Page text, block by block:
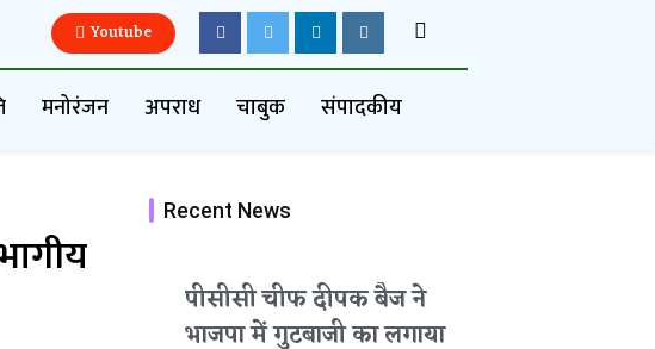
Youtube
मनोरंजन अपराध चाबुक संपादकीय
Recent News
पीसीसी चीफ दीपक बैज ने
भाजपा में गुटबाजी का लगाया